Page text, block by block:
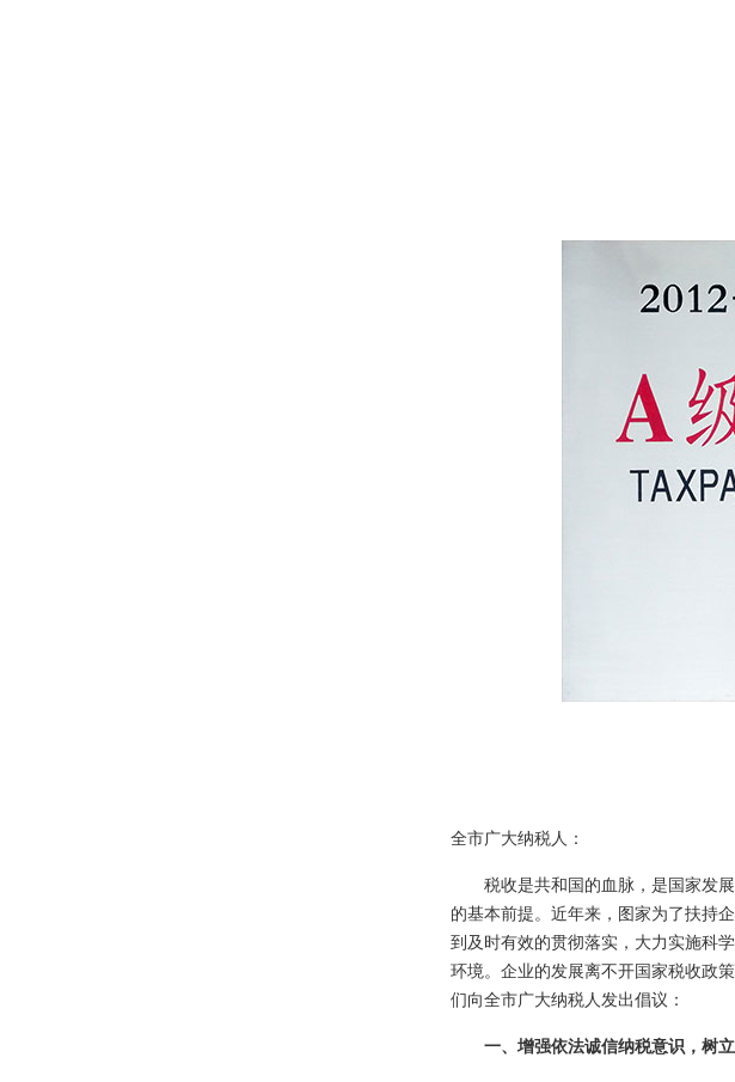
全市广大纳税人：
税收是共和国的血脉，是国家发展
的基本前提。近年来，图家为了扶持
到及时有效的贯彻落实，大力实施科
环境。企业的发展离不开国家税收政
们向全市广大纳税人发出倡议：
一、增强依法诚信纳税意识，树立